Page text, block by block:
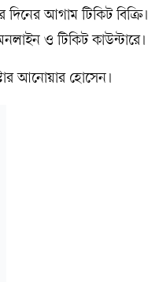
আগাম টিকিট বিক্রি।
ও টিকিট কাউন্টারে।
আনোয়ার হোসেন।